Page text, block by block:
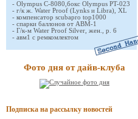
- Olympus C-8080,бокс Olympus PT-023
- г/к ж. Water Proof (Lynks и Libra), XL
- компенсатор scubapro top1000
- спарки баллонов от АВМ-1
- Г/к-м Water Proof Silver, жен., р. 6
- авм1 с ремкомлектом
Фото дня от дайв-клуба
Подписка на рассылку новостей